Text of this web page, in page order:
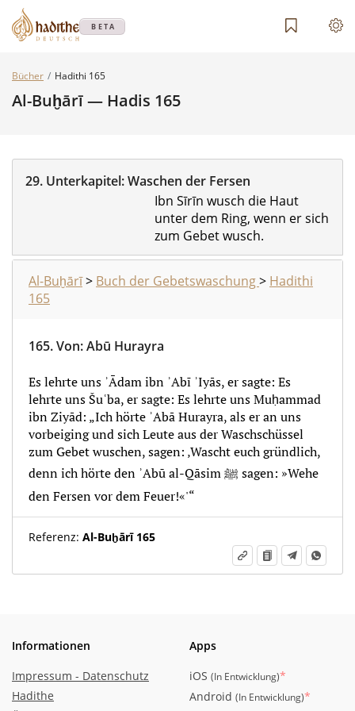
BETA
Bücher Hadithi 165
Al-Buḫārī — Hadis 165
29. Unterkapitel:Waschen der Fersen
Ibn Sīrīn wusch die Haut
unter dem Ring, wenn er sich
zum Gebet wusch.
Al-Buḫārī> Buch der Gebetswaschung> Hadithi
165
165.Von:Abū Hurayra
Es lehrte uns ʾĀdam ibn ʾAbī ʾIyās, er sagte: Es
lehrte uns Šuʿba, er sagte: Es lehrte uns Muḥammad
ibn Ziyād: „Ich hörte ʾAbā Hurayra, als er an uns
vorbeiging und sich Leute aus der Waschschüssel
zum Gebet wuschen, sagen: ‚Wascht euch gründlich,
denn ich hörte den ʾAbū al-Qāsim ﷺ sagen: »Wehe
den Fersen vor dem Feuer!«'“
Referenz: Al-Buḫārī 165
Informationen
Impressum - Datenschutz
Hadithe
Apps
iOS (In Entwicklung)*
Android (In Entwicklung)*